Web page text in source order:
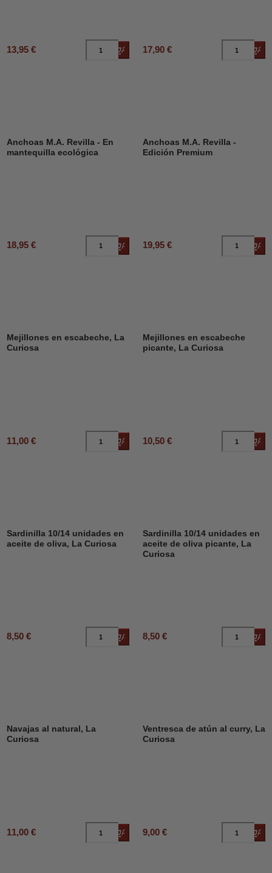
13,95 € Añadir al carrito
17,90 €
Anchoas M.A. Revilla - En
mantequilla ecológica
18,95 € Añadir al carrito
Anchoas M.A. Revilla -
Edición Premium
19,95 €
Mejillones en escabeche, La
Curiosa
11,00 € Añadir al carrito
Mejillones en escabeche
picante, La Curiosa
10,50 €
Sardinilla 10/14 unidades en
aceite de oliva, La Curiosa
8,50 € Añadir al carrito
Sardinilla 10/14 unidades en
aceite de oliva picante, La
Curiosa
8,50 €
Navajas al natural, La
Curiosa
11,00 € Añadir al carrito
Ventresca de atún al curry, La
Curiosa
9,00 €